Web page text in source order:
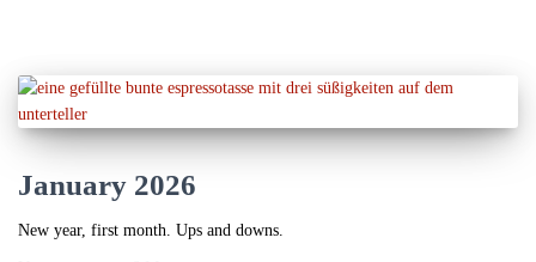
January 2026
New year, first month. Ups and downs.